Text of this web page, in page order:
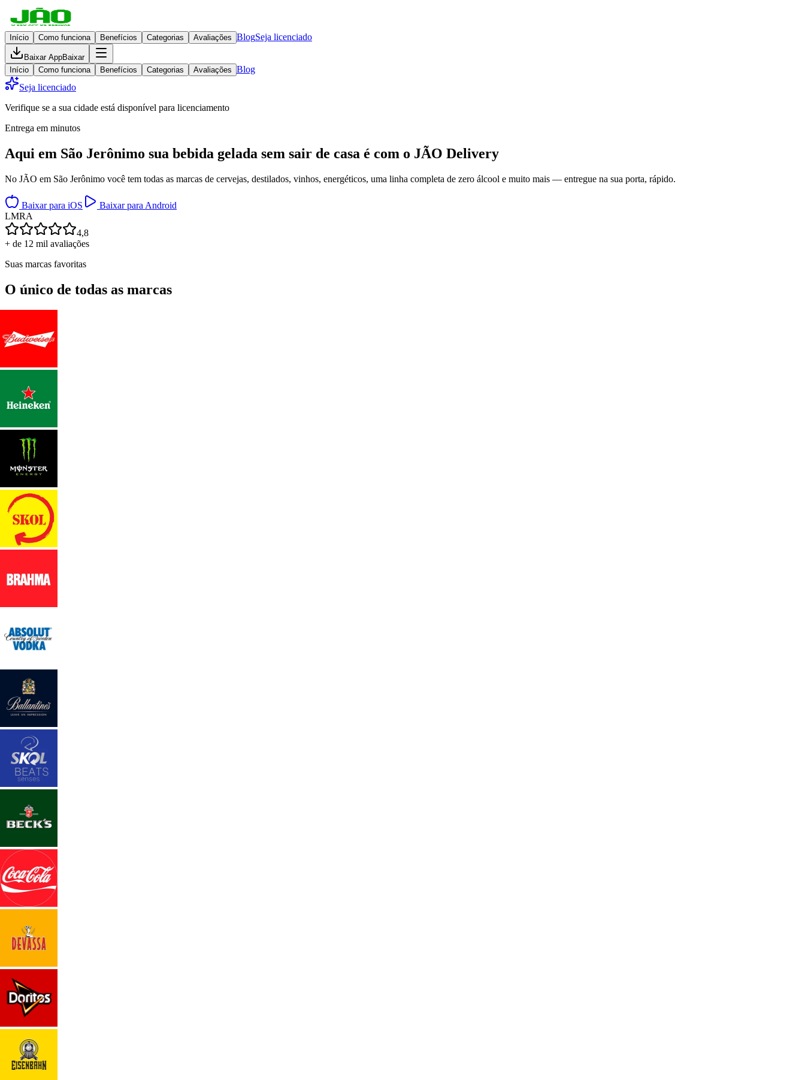
Início Como funciona Benefícios Categorias Avaliações BlogSeja licenciado
Baixar AppBaixar
Início
Como funciona Benefícios Categorias Avaliações Blog
Seja licenciado
Verifique se a sua cidade está disponível para licenciamento
Entrega em minutos
Aqui em São Jerônimo sua bebida gelada sem sair de casa é com o JÃO Delivery
No JÃO em São Jerônimo você tem todas as marcas de cervejas, destilados, vinhos, energéticos, uma linha completa de zero álcool e muito mais — entregue na sua porta, rápido.
Baixar para iOS
Baixar para Android
LMRA
4,8
+ de 12 mil avaliações
Suas marcas favoritas
O único de todas as marcas